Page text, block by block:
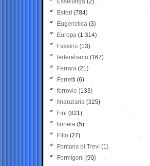
Esselunga (2)
Esteri (784)
Eugenetica (3)
Europa (1.314)
Fassino (13)
federalismo (167)
Ferrara (21)
Ferretti (6)
ferrovie (133)
finanziaria (325)
Fini (821)
fioriere (5)
Fitto (27)
Fontana di Trevi (1)
Formigoni (90)